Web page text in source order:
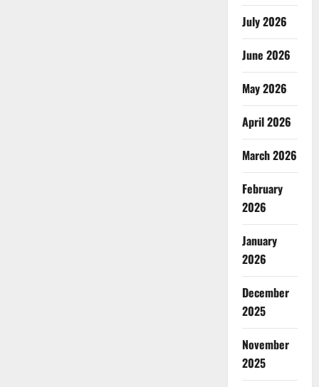
July 2026
June 2026
May 2026
April 2026
March 2026
February
2026
January
2026
December
2025
November
2025